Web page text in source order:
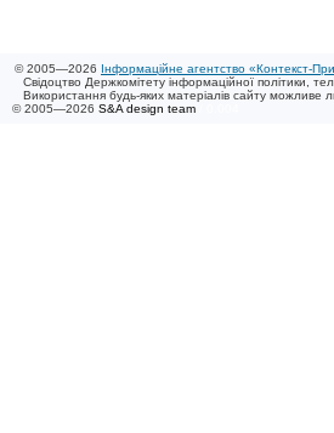
© 2005—2026 Інформаційне агентство «Контекст-
Свідоцтво Держкомітету інформаційної політики,
Використання будь-яких матеріалів сайту
© 2005—2026 S&A design team